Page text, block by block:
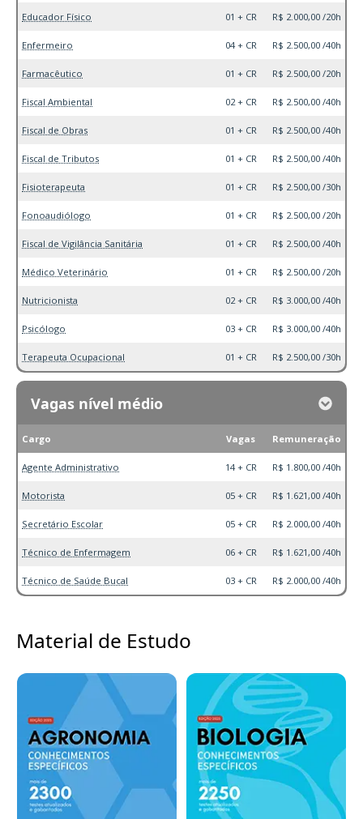
Educador Físico 01 + CR R$ 2.000,00 /20h
Enfermeiro 04 + CR R$ 2.500,00 /40h
Farmacêutico 01 + CR R$ 2.500,00 /20h
Fiscal Ambiental 02 + CR R$ 2.500,00 /40h
Fiscal de Obras 01 + CR R$ 2.500,00 /40h
Fiscal de Tributos 01 + CR R$ 2.500,00 /40h
Fisioterapeuta 01 + CR R$ 2.500,00 /30h
Fonoaudiólogo 01 + CR R$ 2.500,00 /20h
Fiscal de Vigilância Sanitária 01 + CR R$ 2.500,00 /40h
Médico Veterinário 01 + CR R$ 2.500,00 /20h
Nutricionista 02 + CR R$ 3.000,00 /40h
Psicólogo 03 + CR R$ 3.000,00 /40h
Terapeuta Ocupacional 01 + CR R$ 2.500,00 /30h
Vagas nível médio
Cargo Vagas Remuneração
Agente Administrativo 14 + CR R$ 1.800,00 /40h
Motorista 05 + CR R$ 1.621,00 /40h
Secretário Escolar 05 + CR R$ 2.000,00 /40h
Técnico de Enfermagem 06 + CR R$ 1.621,00 /40h
Técnico de Saúde Bucal 03 + CR R$ 2.000,00 /40h
Material de Estudo